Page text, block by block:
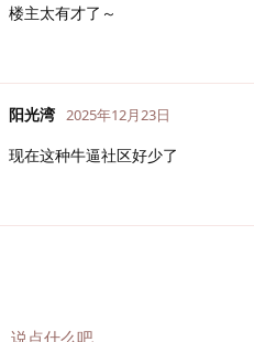
楼主太有才了～
阳光湾 2025年12月23日
现在这种牛逼社区好少了
说点什么吧...